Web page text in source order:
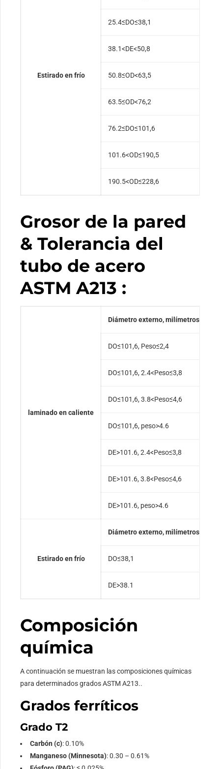
Estirado en frío
25.4≤DO≤38,1
38.1<DE<50,8
50.8≤OD<63,5
63.5≤OD<76,2
76.2≤DO≤101,6
101.6<OD≤190,5
190.5<OD≤228,6
Grosor de la pared
& Tolerancia del
tubo de acero
ASTM A213 :
laminado en caliente
Diámetro externo, milímetros
DO≤101,6, Peso≤2,4
DO≤101,6, 2.4<Peso≤3,8
DO≤101,6, 3.8<Peso≤4,6
DO≤101,6, peso>4.6
DE>101.6, 2.4<Peso≤3,8
DE>101.6, 3.8<Peso≤4,6
DE>101.6, peso>4.6
Estirado en frío
Diámetro externo, milímetros
DO≤38,1
DE>38.1
Composición
química
A continuación se muestran las composiciones químicas
para determinados grados ASTM A213..
Grados ferríticos
Grado T2
Carbón (c): 0.10%
Manganeso (Minnesota): 0.30 – 0.61%